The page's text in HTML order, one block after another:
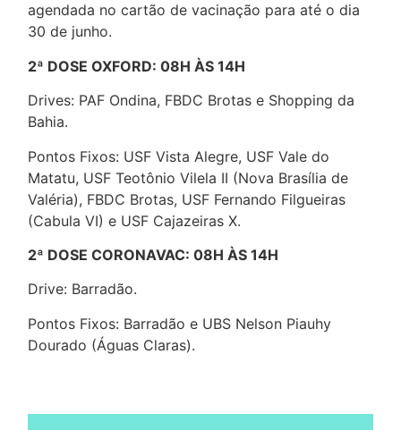
agendada no cartão de vacinação para até o dia
30 de junho.
2ª DOSE OXFORD: 08H ÀS 14H
Drives: PAF Ondina, FBDC Brotas e Shopping da
Bahia.
Pontos Fixos: USF Vista Alegre, USF Vale do
Matatu, USF Teotônio Vilela II (Nova Brasília de
Valéria), FBDC Brotas, USF Fernando Filgueiras
(Cabula VI) e USF Cajazeiras X.
2ª DOSE CORONAVAC: 08H ÀS 14H
Drive: Barradão.
Pontos Fixos: Barradão e UBS Nelson Piauhy
Dourado (Águas Claras).